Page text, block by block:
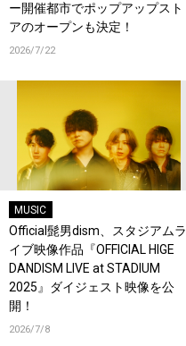
ー開催都市でポップアップスト
アのオープンも決定！
2026/7/22
MUSIC
Official髭男dism、スタジアムラ
イブ映像作品『OFFICIAL HIGE
DANDISM LIVE at STADIUM
2025』ダイジェスト映像を公
開！
2026/7/8